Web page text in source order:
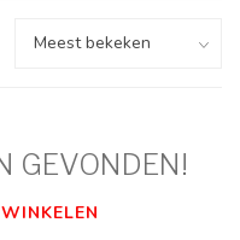
GEVONDEN!